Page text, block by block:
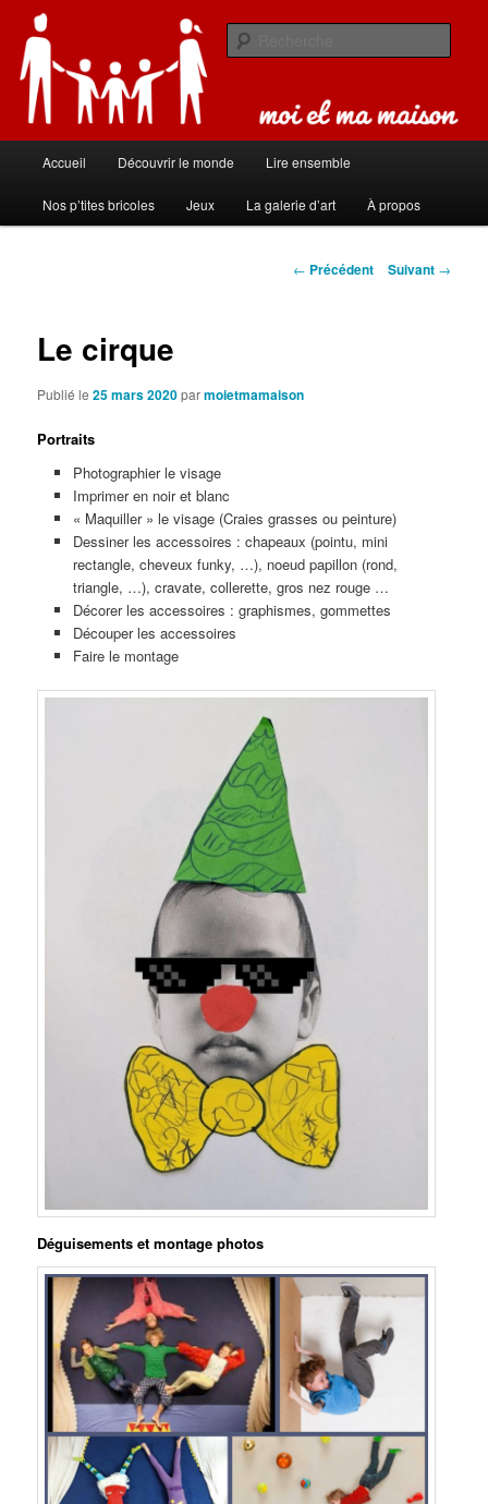
contenu
principalMoi et ma maison
Carnet de bord de famille
principal
Accueil Découvrir le monde Lire ensemble
Nos p’tites bricoles Jeux La galerie d’art À propos
Navigation
← Précédent Suivant →
Le cirque
Publié le25 mars 2020parmoietmamaison
Portraits
Photographier le visage
Imprimer en noir et blanc
« Maquiller » le visage (Craies grasses ou peinture)
Dessiner les accessoires : chapeaux (pointu, mini
rectangle, cheveux funky, …), noeud papillon (rond,
triangle, …), cravate, collerette, gros nez rouge …
Décorer les accessoires : graphismes, gommettes
Découper les accessoires
Faire le montage
Déguisements et montage photos